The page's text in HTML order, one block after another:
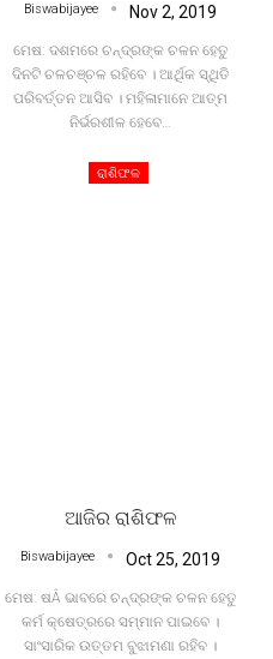
Biswabijayee Nov 2, 2019
ମେଷ: ଦଶମରେ ଚନ୍ଦ୍ରଙ୍କ ଚଳନ ହେତୁ
ଦିନଟି ଚଳଚଞ୍ଚଳ ରହିବେ । ଆର୍ଥିକ ସ୍ଥିତି
ପରିବର୍ତ୍ତନ ଆସିବ । ମହିଳାମାନେ ଆତ୍ମ
ନିର୍ଭରଶୀଳ ହେବେ…
ରାଶିଫଳ
ଆଜିର ରାଶିଫଳ
Biswabijayee Oct 25, 2019
ମେଷ: ଷÂ ଭାବରେ ଚନ୍ଦ୍ରଙ୍କ ଚଳନ ହେତୁ
କର୍ମ କ୍ଷେତ୍ରରେ ସମ୍ମାନ ପାଇବେ ।
ସାଂସାରିକ ଉତ୍ତମ ବୁଝାମଣା ରହିବ ।